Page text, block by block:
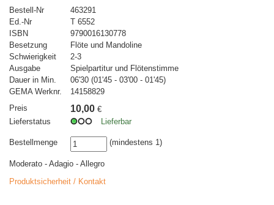
Bestell-Nr
463291
Ed.-Nr
T 6552
ISBN
9790016130778
Besetzung
Flöte und Mandoline
Schwierigkeit
2-3
Ausgabe
Spielpartitur und Flötenstimme
Dauer in Min.
06'30 (01'45 - 03'00 - 01'45)
GEMA Werknr.
14158829
Preis
10,00 €
Lieferstatus
Lieferbar
Bestellmenge (mindestens 1)
Moderato - Adagio - Allegro
Produktsicherheit / Kontakt